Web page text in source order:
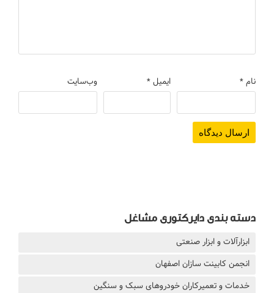
نام* ایمیل* وب‌سایت
دسته بندی دایرکتوری مشاغل
ابزارآلات و ابزار صنعتی
انجمن کابینت سازان اصفهان
خدمات و تعمیرکاران خودروهای سبک و سنگین